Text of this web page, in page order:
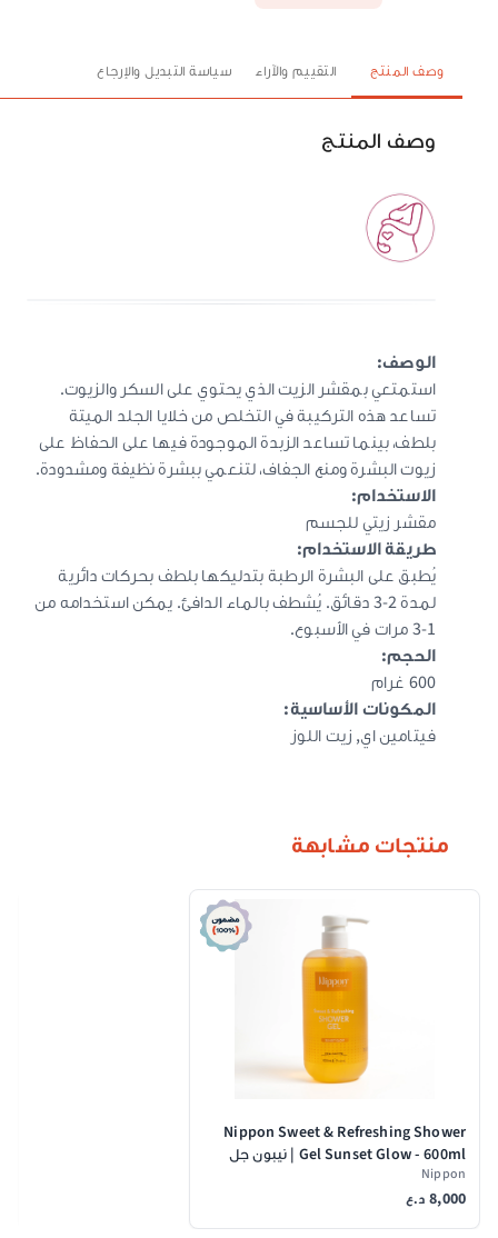
وصف المنتج التقييم والآراء سياسة التبديل والإرجاع
وصف المنتج
الوصف:
استمتعي بمقشر الزيت الذي يحتوي على السكر والزيوت.
تساعد هذه التركيبة في التخلص من خلايا الجلد الميتة
بلطف، بينما تساعد الزبدة الموجودة فيها على الحفاظ على
زيوت البشرة ومنع الجفاف، لتنعمي ببشرة نظيفة ومشدودة.
الاستخدام:
مقشر زيتي للجسم
طريقة الاستخدام:
يُطبق على البشرة الرطبة بتدليكها بلطف بحركات دائرية
لمدة 2-3 دقائق. يُشطف بالماء الدافئ. يمكن استخدامه من
1-3 مرات في الأسبوع.
الحجم:
600 غرام
المكونات الأساسية:
فيتامين اي, زيت اللوز
منتجات مشابهة
Nippon Sweet & Refreshing Shower
Gel Sunset Glow - 600ml | نيبون جل
استحمام بعبير الغروب - 600 مل
Nippon
8,000 د.ع